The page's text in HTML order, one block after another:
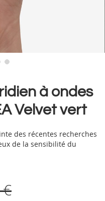
à ondes
Velvet vert
des récentes recherches
de la sensibilité du